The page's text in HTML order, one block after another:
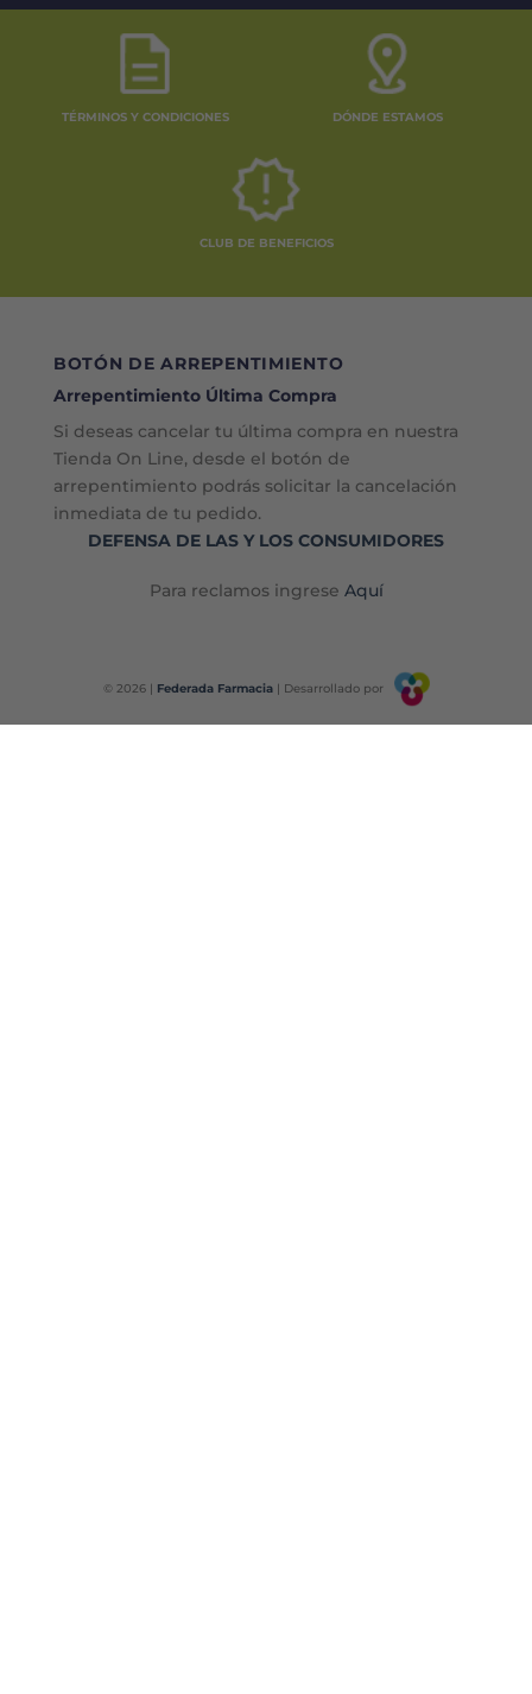
TÉRMINOS Y CONDICIONES DÓNDE ESTAMOS
CLUB DE BENEFICIOS
BOTÓN DE ARREPENTIMIENTO
Arrepentimiento Última Compra
Si deseas cancelar tu última compra en nuestra
Tienda On Line, desde el botón de
arrepentimiento podrás solicitar la cancelación
inmediata de tu pedido.
DEFENSA DE LAS Y LOS CONSUMIDORES
Para reclamos ingrese Aquí
© 2026 | Federada Farmacia| Desarrollado por